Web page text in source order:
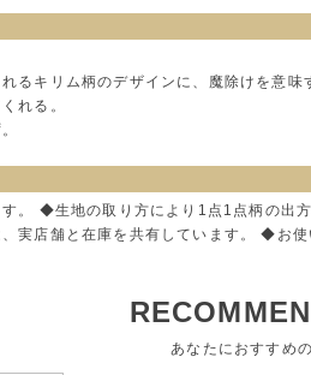
るキリム柄のデザインに、魔除けを意味
れる。
。 ◆生地の取り方により1点1点柄の出
実店舗と在庫を共有しています。 ◆お
あなたにおすすめ